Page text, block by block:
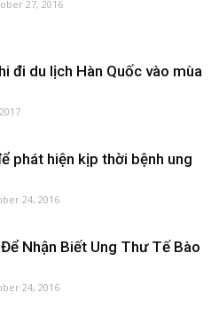
27, 2016
đi du lịch Hàn Quốc vào mùa
phát hiện kịp thời bệnh ung
24, 2016
Nhận Biết Ung Thư Tế Bào
24, 2016